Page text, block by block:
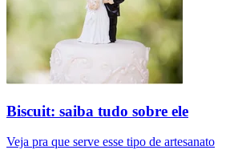
Biscuit: saiba tudo sobre ele
Veja pra que serve esse tipo de artesanato